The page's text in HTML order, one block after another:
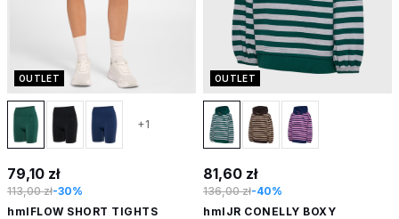
OUTLET
+1
79,10 zł
113,00 zł-30%
hmlFLOW SHORT TIGHTS
OUTLET
81,60 zł
136,00 zł-40%
hmlJR CONELLY BOXY